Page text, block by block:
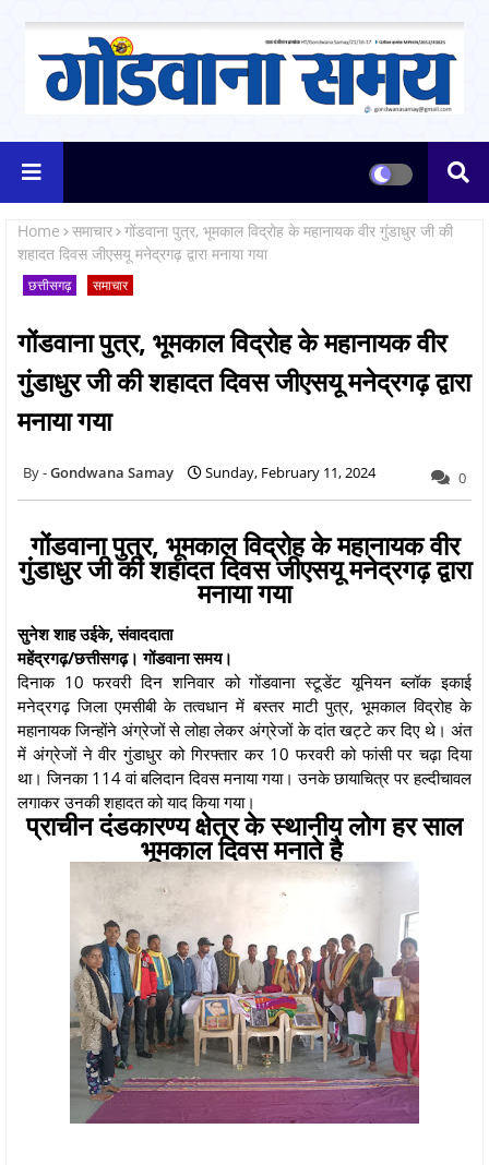
Home समाचार गोंडवाना पुत्र, भूमकाल विद्रोह के महानायक वीर गुंडाधुर जी की
शहादत दिवस जीएसयू मनेद्रगढ़ द्वारा मनाया गया
छत्तीसगढ़ समाचार
गोंडवाना पुत्र, भूमकाल विद्रोह के महानायक वीर
गुंडाधुर जी की शहादत दिवस जीएसयू मनेद्रगढ़ द्वारा
मनाया गया
Gondwana Samay Sunday, February 11, 2024 0
गोंडवाना पुत्र, भूमकाल विद्रोह के महानायक वीर
गुंडाधुर जी की शहादत दिवस जीएसयू मनेद्रगढ़ द्वारा
मनाया गया
सुनेश शाह उईके, संवाददाता
महेंद्रगढ़/छत्तीसगढ़। गोंडवाना समय।
दिनाक 10 फरवरी दिन शनिवार को गोंडवाना स्टूडेंट यूनियन ब्लॉक इकाई
मनेद्रगढ़ जिला एमसीबी के तत्वधान में बस्तर माटी पुत्र, भूमकाल विद्रोह के
महानायक जिन्होंने अंग्रेजों से लोहा लेकर अंग्रेजों के दांत खट्टे कर दिए थे। अंत
में अंग्रेजों ने वीर गुंडाधुर को गिरफ्तार कर 10 फरवरी को फांसी पर चढ़ा दिया
था। जिनका 114 वां बलिदान दिवस मनाया गया। उनके छायाचित्र पर हल्दीचावल
लगाकर उनकी शहादत को याद किया गया।
प्राचीन दंडकारण्य क्षेत्र के स्थानीय लोग हर साल
भूमकाल दिवस मनाते है